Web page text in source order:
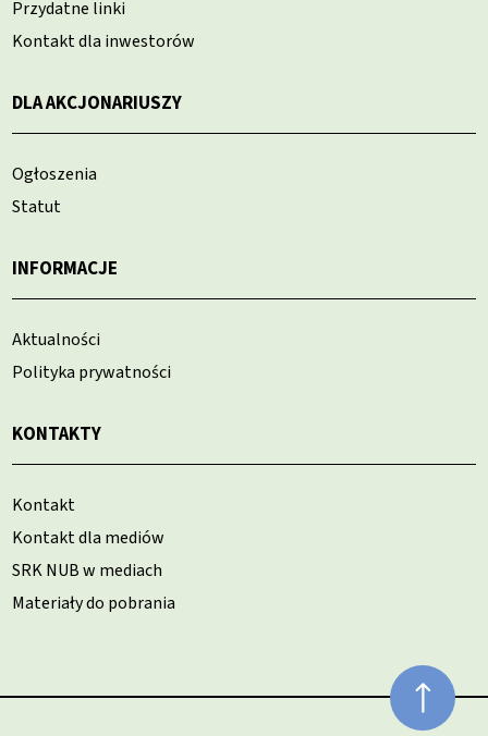
Przydatne linki
Kontakt dla inwestorów
DLA AKCJONARIUSZY
Ogłoszenia
Statut
INFORMACJE
Aktualności
Polityka prywatności
KONTAKTY
Kontakt
Kontakt dla mediów
SRK NUB w mediach
Materiały do pobrania